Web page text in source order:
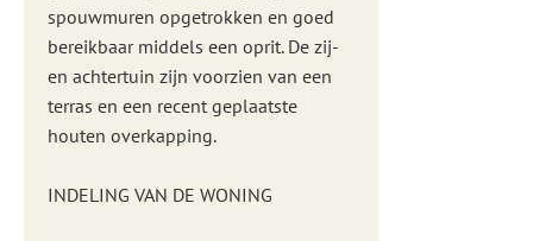
spouwmuren opgetrokken en goed
bereikbaar middels een oprit. De zij-
en achtertuin zijn voorzien van een
terras en een recent geplaatste
houten overkapping.
INDELING VAN DE WONING